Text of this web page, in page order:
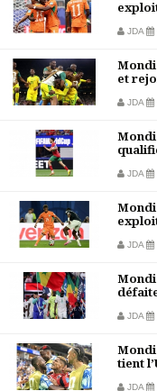
JDA
et
JDA
JDA
JDA
JDA
tient
JDA